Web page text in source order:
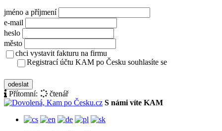
jméno a příjmení
e-mail
heslo
město
chci vystavit fakturu na firmu
Registrací účtu KAM po Česku souhlasíte se
odeslat
Přítomní:
čtenář
S námi víte KAM